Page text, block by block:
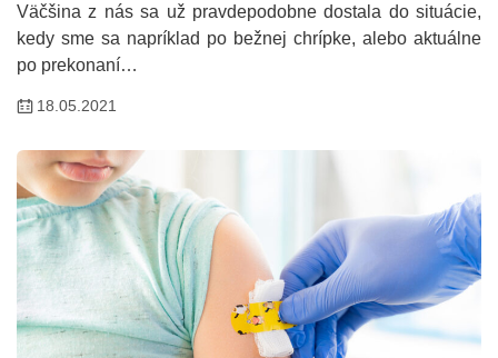
Väčšina z nás sa už pravdepodobne dostala do situácie,
kedy sme sa napríklad po bežnej chrípke, alebo aktuálne
po prekonaní…
18.05.2021